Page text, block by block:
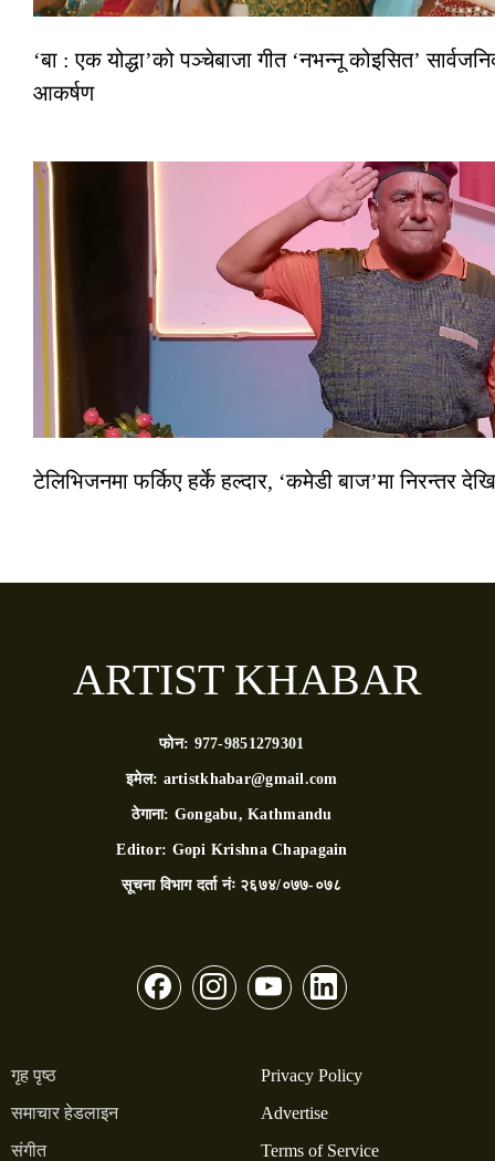
‘बा : एक योद्धा’को पञ्चेबाजा गीत ‘नभन्नू कोइसित’
आकर्षण
टेलिभिजनमा फर्किए हर्के हल्दार, ‘कमेडी बाज’मा निरन्तर
ARTIST KHABAR
फोन: 977-9851279301
इमेल: artistkhabar@gmail.com
ठेगाना: Gongabu, Kathmandu
Editor: Gopi Krishna Chapagain
सूचना विभाग दर्ता नंः २६७४/०७७-०७८
गृह पृष्ठ
समाचार हेडलाइन
संगीत
Privacy Policy
Advertise
Terms of Service